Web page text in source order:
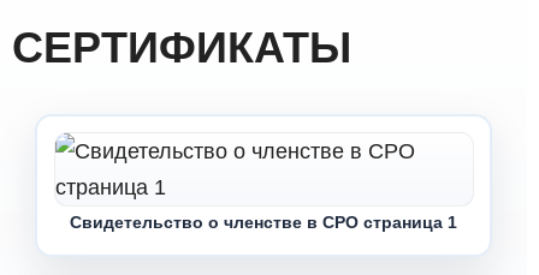
СЕРТИФИКАТЫ
Свидетельство о членстве в СРО страница 1